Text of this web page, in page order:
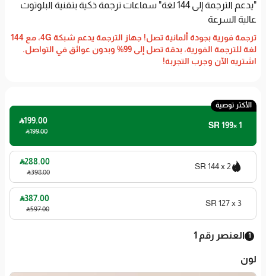
"يدعم الترجمة إلى 144 لغة" سماعات ترجمة ذكية بتقنية البلوتوث
عالية السرعة
ترجمة فورية بجودة ألمانية تصل! جهاز الترجمة يدعم شبكة 4G، مع 144
لغة للترجمة الفورية، بدقة تصل إلى 99% وبدون عوائق في التواصل.
اشتريه الآن وجرب التجربة!
SAR 199× 1
199.00

199.00

الأكثر توصية
SAR 144 x 2
398.00

288.00

SAR 127 x 3
597.00

387.00

1 العنصر رقم 1
لون